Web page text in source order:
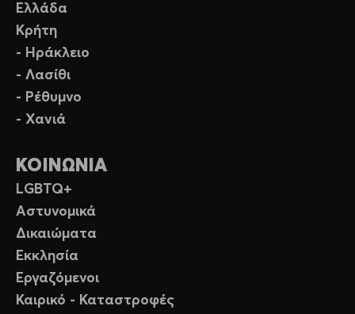
Ελλάδα
Κρήτη
- Ηράκλειο
- Λασίθι
- Ρέθυμνο
- Χανιά
ΚΟΙΝΩΝΙΑ
LGBTQ+
Αστυνομικά
Δικαιώματα
Εκκλησία
Εργαζόμενοι
Καιρικό - Καταστροφές